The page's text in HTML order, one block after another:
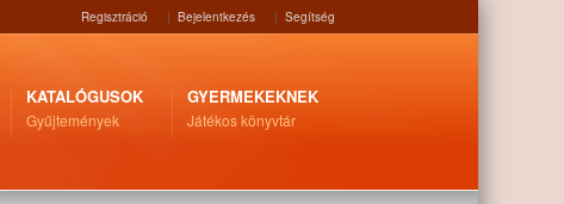
Regisztráció | Bejelentkezés | Segítség
KATALÓGUSOK
Gyűjtemények
GYERMEKEKNEK
Játékos könyvtár